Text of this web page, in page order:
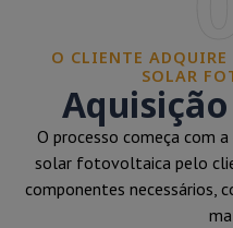
O CLIENTE
SOLAR
O processo começa com
solar fotovoltaica pelo
componentes necessários,